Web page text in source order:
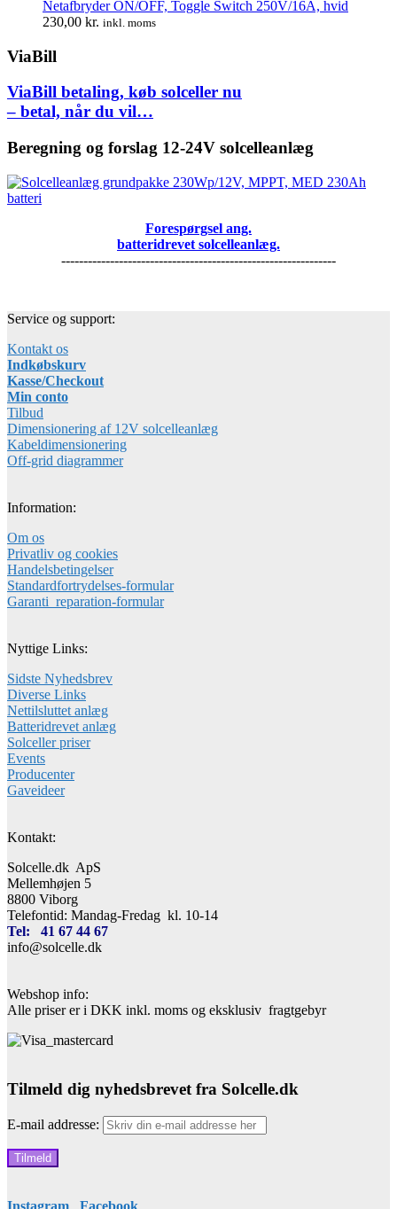
Netafbryder ON/OFF, Toggle Switch 250V/16A, hvid
230,00 kr. inkl. moms
ViaBill
ViaBill betaling, køb solceller nu
– betal, når du vil…
Beregning og forslag 12-24V solcelleanlæg
Forespørgsel ang.
batteridrevet solcelleanlæg.
--------------------------------------------------------------
Service og support:
Kontakt os
Indkøbskurv
Kasse/Checkout
Min conto
Tilbud
Dimensionering af 12V solcelleanlæg
Kabeldimensionering
Off-grid diagrammer
Information:
Om os
Privatliv og cookies
Handelsbetingelser
Standardfortrydelses-formular
Garanti_reparation-formular
Nyttige Links:
Sidste Nyhedsbrev
Diverse Links
Nettilsluttet anlæg
Batteridrevet anlæg
Solceller priser
Events
Producenter
Gaveideer
Kontakt:
Solcelle.dk ApS
Mellemhøjen 5
8800 Viborg
Telefontid: Mandag-Fredag kl. 10-14
Tel: 41 67 44 67
info@solcelle.dk
Webshop info:
Alle priser er i DKK inkl. moms og eksklusiv fragtgebyr
Tilmeld dig nyhedsbrevet fra Solcelle.dk
E-mail addresse:
Instagram Facebook